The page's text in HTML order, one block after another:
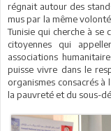
régnait autour des
mus par la même
Tunisie qui cherche à
citoyennes qui
associations
puisse vivre dans le
organismes consacrés à
la pauvreté et du sous-